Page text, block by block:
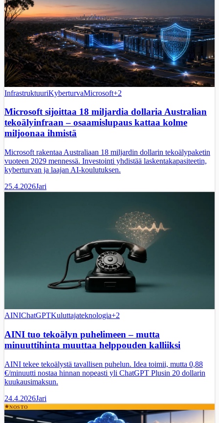
InfrastruktuuriKyberturvaMicrosoft+2
Microsoft sijoittaa 18 miljardia dollaria Australian
tekoälyinfraan – osaamislupaus kattaa kolme
miljoonaa ihmistä
Microsoft rakentaa Australiaan 18 miljardin dollarin tekoälypaketin
vuoteen 2029 mennessä. Investointi yhdistää laskentakapasiteetin,
kyberturvan ja laajan AI-koulutuksen.
25.4.2026Jari
AINIChatGPTKuluttajateknologia+2
AINI tuo tekoälyn puhelimeen – mutta
minuuttihinta muuttaa helppouden kalliiksi
AINI tekee tekoälystä tavallisen puhelun. Idea toimii, mutta 0,88
€/minuutti nostaa hinnan nopeasti yli ChatGPT Plusin 20 dollarin
kuukausimaksun.
24.4.2026Jari
NOSTO